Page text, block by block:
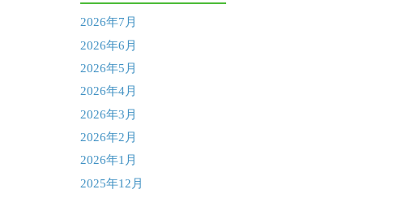
2026年7月
2026年6月
2026年5月
2026年4月
2026年3月
2026年2月
2026年1月
2025年12月